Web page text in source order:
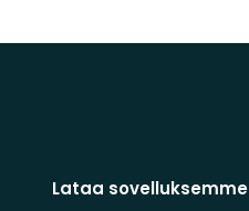
Lataa sovelluksemme